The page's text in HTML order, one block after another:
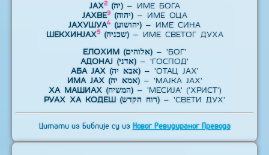
ЈАХ2 (יה)– ИМЕ БОГА
ЈАХВЕ3 (יהוה)– ИМЕ ОЦА
ЈАХУШУА4 (יהושוע)– ИМЕ СИНА
ШЕКХИНЈАХ5 (שכניה)– ИМЕ СВЕТОГ ДУХА
ЕЛОХИМ (אלוהים)– 'БОГ'
АДОНАЈ (אדני)– 'ГОСПОД'
АБА ЈАХ (אבא יה)– 'ОТАЦ ЈАХ'
ИМА ЈАХ (אמא יה)– 'МАЈКА ЈАХ'
ХА МАШИАХ (המשיח)– 'МЕСИЈА' ('ХРИСТ')
РУАХ ХА КОДЕШ (רוח הקדש)– 'СВЕТИ ДУХ'
Цитати из Библије су из Новог Ревидираног Превода